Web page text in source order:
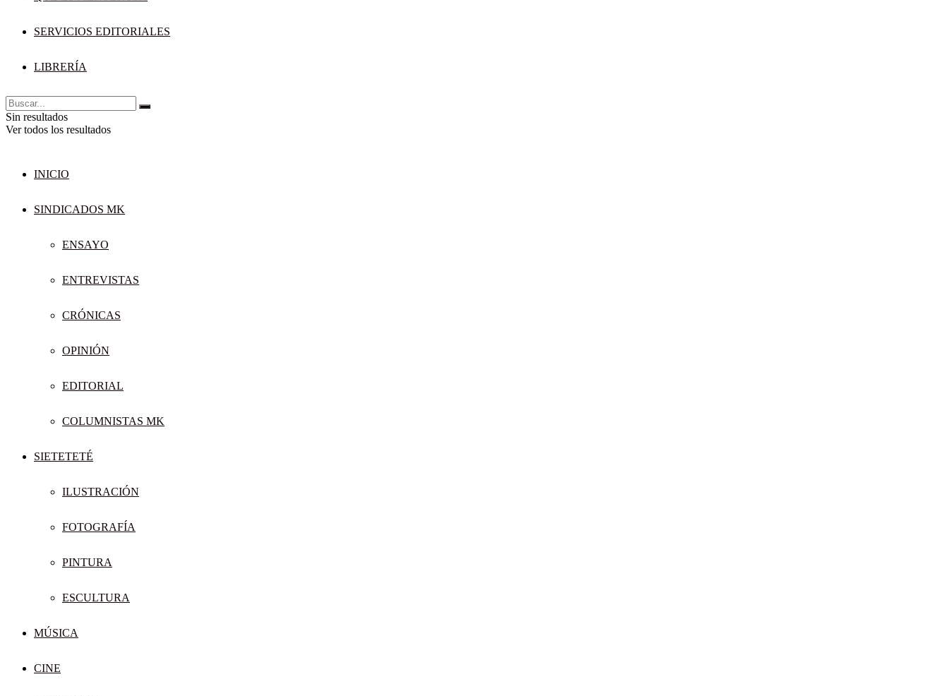
SERVICIOS EDITORIALES
LIBRERÍA
Sin resultados
Ver todos los resultados
INICIO
SINDICADOS MK
ENSAYO
ENTREVISTAS
CRÓNICAS
OPINIÓN
EDITORIAL
COLUMNISTAS MK
SIETETETÉ
ILUSTRACIÓN
FOTOGRAFÍA
PINTURA
ESCULTURA
MÚSICA
CINE